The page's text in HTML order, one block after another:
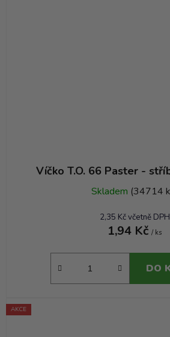
Víčko T.O. 66 Paster -
Skladem (34714
2,35 Kč včetně DPH
1,94 Kč / ks
DO
AKCE